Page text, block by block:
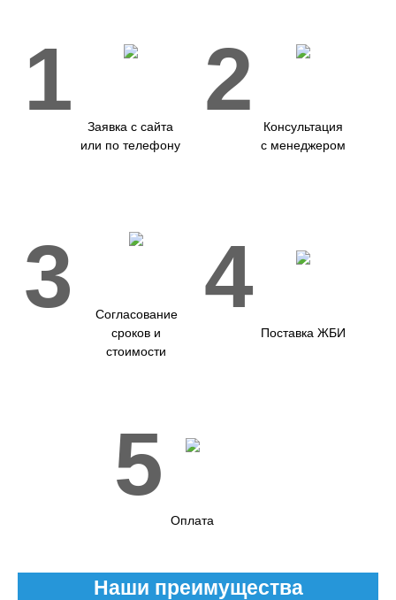
1
Заявка с сайта
или по телефону
2
Консультация
с менеджером
3
Согласование
сроков и
стоимости
4
Поставка ЖБИ
5
Оплата
Наши преимущества